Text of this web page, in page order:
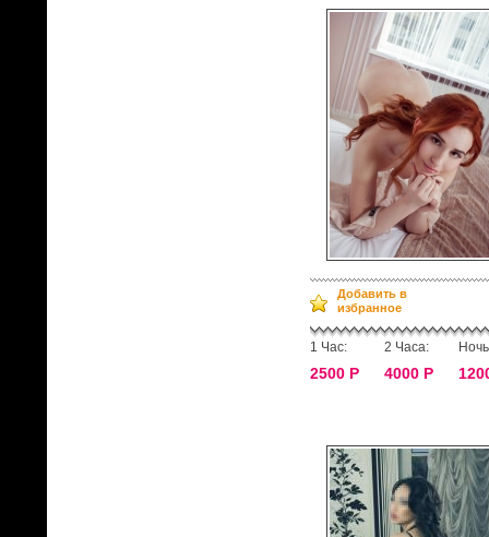
Добавить в
избранное
1 Час:
2500 Р
2 Часа:
4000 Р